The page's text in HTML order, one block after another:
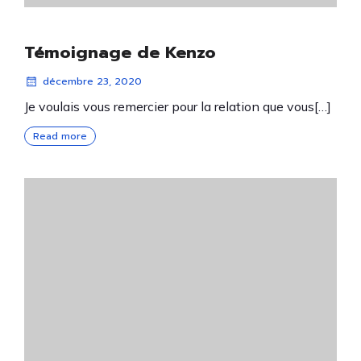
Témoignage de Kenzo
décembre 23, 2020
Je voulais vous remercier pour la relation que vous[…]
Read more